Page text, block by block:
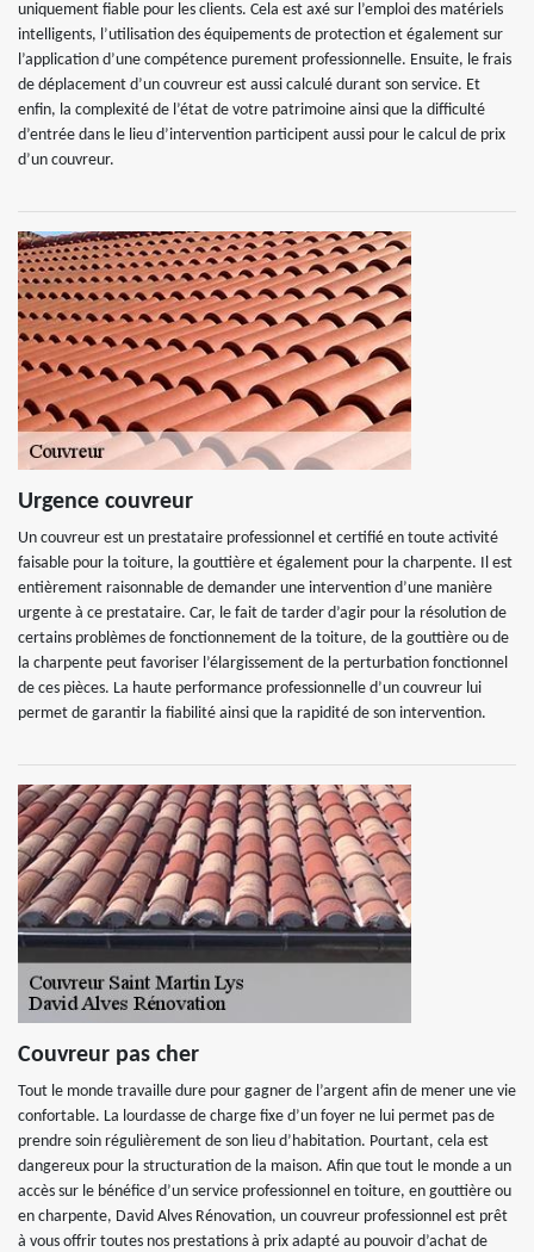
uniquement fiable pour les clients. Cela est axé sur l’emploi des matériels
intelligents, l’utilisation des équipements de protection et également sur
l’application d’une compétence purement professionnelle. Ensuite, le frais
de déplacement d’un couvreur est aussi calculé durant son service. Et
enfin, la complexité de l’état de votre patrimoine ainsi que la difficulté
d’entrée dans le lieu d’intervention participent aussi pour le calcul de prix
d’un couvreur.
Urgence couvreur
Un couvreur est un prestataire professionnel et certifié en toute activité
faisable pour la toiture, la gouttière et également pour la charpente. Il est
entièrement raisonnable de demander une intervention d’une manière
urgente à ce prestataire. Car, le fait de tarder d’agir pour la résolution de
certains problèmes de fonctionnement de la toiture, de la gouttière ou de
la charpente peut favoriser l’élargissement de la perturbation fonctionnel
de ces pièces. La haute performance professionnelle d’un couvreur lui
permet de garantir la fiabilité ainsi que la rapidité de son intervention.
Couvreur pas cher
Tout le monde travaille dure pour gagner de l’argent afin de mener une vie
confortable. La lourdasse de charge fixe d’un foyer ne lui permet pas de
prendre soin régulièrement de son lieu d’habitation. Pourtant, cela est
dangereux pour la structuration de la maison. Afin que tout le monde a un
accès sur le bénéfice d’un service professionnel en toiture, en gouttière ou
en charpente, David Alves Rénovation, un couvreur professionnel est prêt
à vous offrir toutes nos prestations à prix adapté au pouvoir d’achat de